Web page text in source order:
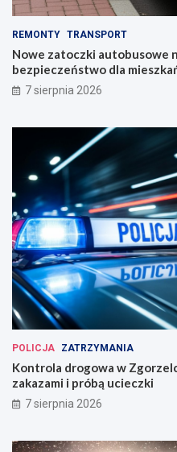
REMONTY TRANSPORT
Nowe zatoczki autobusowe
bezpieczeństwo dla
7 sierpnia 2026
POLICJA ZATRZYMANIA
Kontrola drogowa w
zakazami i próbą ucieczki
7 sierpnia 2026